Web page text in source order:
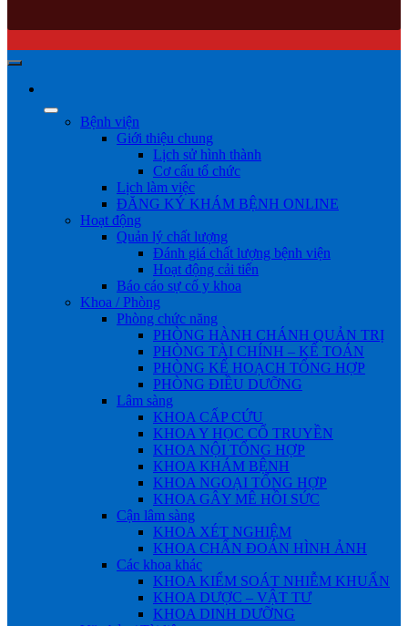
Bệnh viện
Giới thiệu chung
Lịch sử hình thành
Cơ cấu tổ chức
Lịch làm việc
ĐĂNG KÝ KHÁM BỆNH ONLINE
Hoạt động
Quản lý chất lượng
Đánh giá chất lượng bệnh viện
Hoạt động cải tiến
Báo cáo sự cố y khoa
Khoa / Phòng
Phòng chức năng
PHÒNG HÀNH CHÁNH QUẢN TRỊ
PHÒNG TÀI CHÍNH – KẾ TOÁN
PHÒNG KẾ HOẠCH TỔNG HỢP
PHÒNG ĐIỀU DƯỠNG
Lâm sàng
KHOA CẤP CỨU
KHOA Y HỌC CỔ TRUYỀN
KHOA NỘI TỔNG HỢP
KHOA KHÁM BỆNH
KHOA NGOẠI TỔNG HỢP
KHOA GÂY MÊ HỒI SỨC
Cận lâm sàng
KHOA XÉT NGHIỆM
KHOA CHẨN ĐOÁN HÌNH ẢNH
Các khoa khác
KHOA KIỂM SOÁT NHIỄM KHUẨN
KHOA DƯỢC – VẬT TƯ
KHOA DINH DƯỠNG